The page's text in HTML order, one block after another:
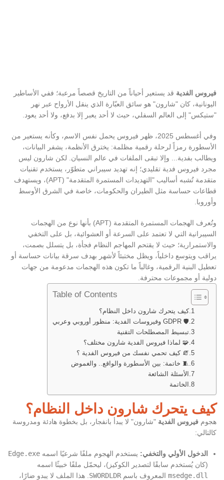
فيروس الفدية قد يستعير أحياناً من التاريخ قصصاً مرعبة؛ ففي الأساطير
اليونانية، كان "شارون" هو سائق العبّارة الذي ينقل الأرواح عبر نهر
"ستيكس" إلى العالم السفلي، حيث لا أحد يعبر إلا بدفع، ولا أحد يعود.
وفي أغسطس 2025، ظهر فيروس يحمل نفس الاسم، وكأنه يستعير من
الأسطورة رمزاً لرحلة رقمية مظلمة: يخترق الأنظمة، يشفر البيانات،
ويطالب بفدية... وإلا تبقى الملفات في عالم النسيان. لكن شارون ليس
مجرد فيروس فدية تقليدي؛ إنه تهديد سيبراني متطوّر، يستخدم تقنيات
متقدمة تُشبه أساليب "التهديدات المستمرة المتقدمة" (APT)، ويستهدف
قطاعات حساسة مثل الطيران والحكومات، خاصة في الشرق الأوسط
وأوروبا.
وتُعرف الهجمات المستمرة المتقدمة (APT) بأنها نوع من الهجمات
السيبرانية التي لا تعتمد على السرعة أو العشوائية، بل على التخفي
والاستمرارية؛ حيث لا يقتحم المهاجم النظام فجأة، بل يتسلل بصمت،
يراقب ويتوسع داخلياً، ويظل مختبئاً لأشهر بهدف سرقة بيانات حساسة أو
تعطيل البنية الرقمية، وغالباً ما تكون هذه الهجمات مدعومة من جهات
دولية أو مجموعات محترفة.
Table of Contents
كيف يتحرك شارون داخل النظام؟
🛡️ GDPR وفيروسات الفدية: منظور أوروبي وعربي
تبسيط المصطلحات التقنية
🧩 لماذا فيروس الفدية شارون مختلف؟
🧯 كيف تحمي نفسك من فيروس الفدية ؟
🧵 خاتمة: بين الأسطورة والواقع.. والغموض
الأسئلة الشائعة
الخاتمة
كيف يتحرك شارون داخل النظام؟
هجوم فيروس الفدية "شارون" لا يبدأ بانفجار، بل بخطوة هادئة ومدروسة
كالتالي:
الدخول الأولي والتخفي: يستخدم الهجوم ملفًا شرعيًا اسمه Edge.exe
(كان يُستخدم سابقًا لتصدير الكوكيز)، ليحمّل ملفًا خبيثًا اسمه
msedge.dll المعروف باسم SWORDLDR . هذا الملف لا يبدو ضارًا،